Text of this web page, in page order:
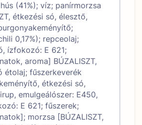
(41%); víz; panírmorzsa
étkezési só, élesztő,
0,17%); repceolaj;
ízfokozó: E 621;
aroma] BÚZALISZT,
étolaj; fűszerkeverék
étkezési só,
emulgeálószer: E450,
E 621; fűszerek;
morzsa [BÚZALISZT,